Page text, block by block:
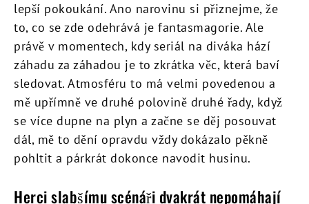
lepší pokoukání. Ano narovinu si přiznejme, že
to, co se zde odehrává je fantasmagorie. Ale
právě v momentech, kdy seriál na diváka hází
záhadu za záhadou je to zkrátka věc, která baví
sledovat. Atmosféru to má velmi povedenou a
mě upřímně ve druhé polovině druhé řady, když
se více dupne na plyn a začne se děj posouvat
dál, mě to dění opravdu vždy dokázalo pěkně
pohltit a párkrát dokonce navodit husinu.
Herci slabšímu scénáři dvakrát nepomáhají